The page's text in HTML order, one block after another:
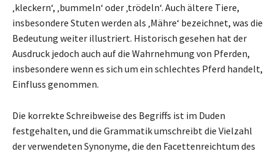
‚kleckern‘, ‚bummeln‘ oder ‚trödeln‘. Auch ältere Tiere,
insbesondere Stuten werden als ‚Mähre‘ bezeichnet, was die
Bedeutung weiter illustriert. Historisch gesehen hat der
Ausdruck jedoch auch auf die Wahrnehmung von Pferden,
insbesondere wenn es sich um ein schlechtes Pferd handelt,
Einfluss genommen.
Die korrekte Schreibweise des Begriffs ist im Duden
festgehalten, und die Grammatik umschreibt die Vielzahl
der verwendeten Synonyme, die den Facettenreichtum des